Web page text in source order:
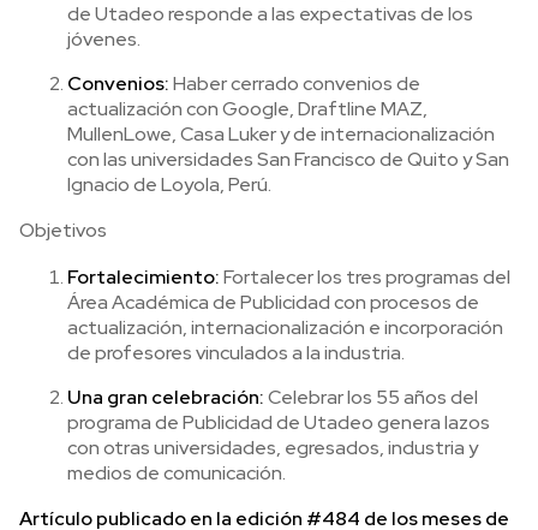
de Utadeo responde a las expectativas de los
jóvenes.
Convenios:Haber cerrado convenios de
actualización con Google, Draftline MAZ,
MullenLowe, Casa Luker y de internacionalización
con las universidades San Francisco de Quito y San
Ignacio de Loyola, Perú.
Objetivos
Fortalecimiento:Fortalecer los tres programas del
Área Académica de Publicidad con procesos de
actualización, internacionalización e incorporación
de profesores vinculados a la industria.
Una gran celebración:Celebrar los 55 años del
programa de Publicidad de Utadeo genera lazos
con otras universidades, egresados, industria y
medios de comunicación.
Artículo publicado en la edición #484 de los meses de